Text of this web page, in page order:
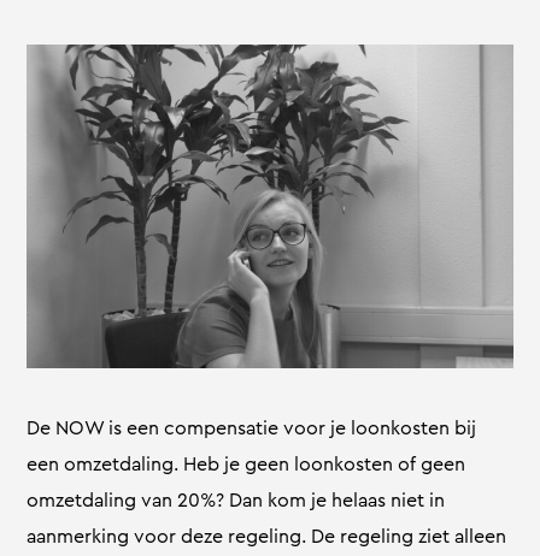
De NOW is een compensatie voor je loonkosten bij
een omzetdaling. Heb je geen loonkosten of geen
omzetdaling van 20%? Dan kom je helaas niet in
aanmerking voor deze regeling. De regeling ziet alleen